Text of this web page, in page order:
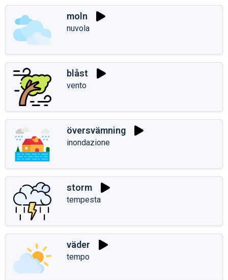
moln
nuvola
blåst
vento
översvämning
inondazione
storm
tempesta
väder
tempo